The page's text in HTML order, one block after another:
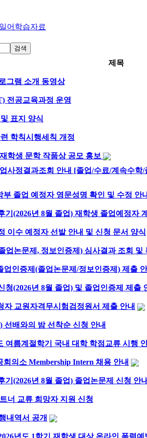
어학습자료
검색
제목
그램 소개 동영상
전공교육과정 운영
표지 양식
학칙시행세칙 개정
학생 문학 작품상 공모 홍보
사정결과조회 안내 [졸업/수료/계속수학
부 졸업 예정자 영문성명 확인 및 수정 안
기(2026년 8월 졸업) 재학생 졸업예정자
이수 예정자 선발 안내 및 신청 문서 양식
업논문제, 정보인증제) 심사결과 조회 및
업인증제(졸업논문제/정보인증제) 제출
청(2026년 8월 졸업) 및 졸업인증제 제출
자 교원자격무시험검정원서 제출 안내
선배와의 밤 선착순 신청 안내
여름계절학기 국내 대학 학점교류 시행
의소 Membership Intern 채용 안내
기(2026년 8월 졸업) 졸업논문제 신청 안내
너 교류 희망자 지원 신청
내역서 공개
년도 1학기 재학생 대상 온라인 폭력